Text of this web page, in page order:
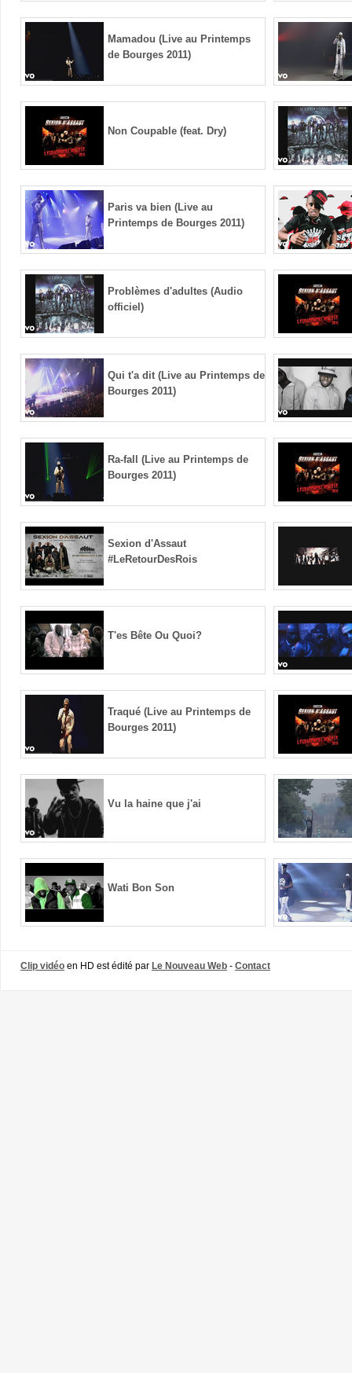
Mamadou (Live au Printemps
de Bourges 2011)
Non Coupable (feat. Dry)
Paris va bien (Live au
Printemps de Bourges 2011)
Problèmes d'adultes (Audio
officiel)
Qui t'a dit (Live au Printemps de
Bourges 2011)
Ra-fall (Live au Printemps de
Bourges 2011)
Sexion d'Assaut
#LeRetourDesRois
T'es Bête Ou Quoi?
Traqué (Live au Printemps de
Bourges 2011)
Vu la haine que j'ai
Wati Bon Son
Clip vidéo en HD est édité par Le Nouveau Web - Contact